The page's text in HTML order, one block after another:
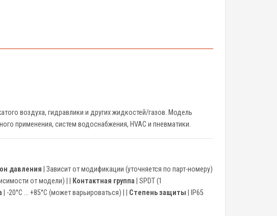
воздуха, гидравлики и других жидкостей/газов. Модель
применения, систем водоснабжения, HVAC и пневматики.
давления | Зависит от модификации (уточняется по парт-номеру)
от модели) | | Контактная группа | SPDT (1
| -20°C … +85°C (может варьироваться) | | Степень защиты | IP65